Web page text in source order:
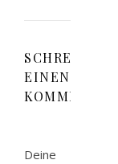
SCHREIBE
EINEN
KOMMENTAR
Deine